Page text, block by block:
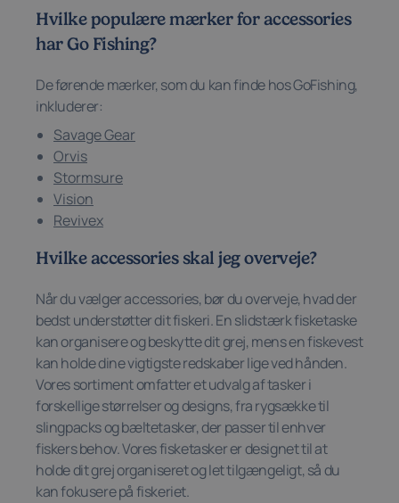
Hvilke populære mærker for accessories
har Go Fishing?
De førende mærker, som du kan finde hos GoFishing,
inkluderer:
Savage Gear
Orvis
Stormsure
Vision
Revivex
Hvilke accessories skal jeg overveje?
Når du vælger accessories, bør du overveje, hvad der
bedst understøtter dit fiskeri. En slidstærk fisketaske
kan organisere og beskytte dit grej, mens en fiskevest
kan holde dine vigtigste redskaber lige ved hånden.
Vores sortiment omfatter et udvalg af tasker i
forskellige størrelser og designs, fra rygsække til
slingpacks og bæltetasker, der passer til enhver
fiskers behov. Vores fisketasker er designet til at
holde dit grej organiseret og let tilgængeligt, så du
kan fokusere på fiskeriet.